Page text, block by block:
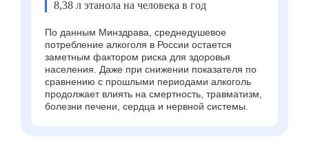
8,38 л этанола на человека в год
По данным Минздрава, среднедушевое
потребление алкоголя в России остается
заметным фактором риска для здоровья
населения. Даже при снижении показателя по
сравнению с прошлыми периодами алкоголь
продолжает влиять на смертность, травматизм,
болезни печени, сердца и нервной системы.